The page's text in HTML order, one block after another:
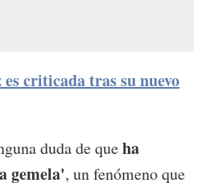
criticada tras su nuevo
duda de queha
gemela', un fenómeno que